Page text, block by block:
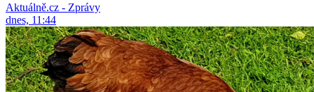
Aktuálně.cz - Zprávy
dnes, 11:44